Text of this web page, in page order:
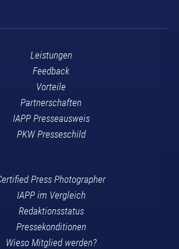
Leistungen
Feedback
Vorteile
Partnerschaften
IAPP Presseausweis
PKW Presseschild
Press Photographer
IAPP im Vergleich
Redaktionsstatus
Pressekonditionen
Wieso Mitglied werden?